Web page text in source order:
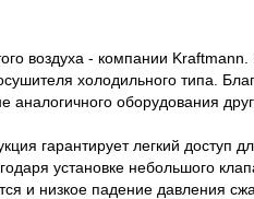
воздуха - компании
холодильного типа.
оборудования
гарантирует легкий доступ
установке небольшого
и низкое падение давления